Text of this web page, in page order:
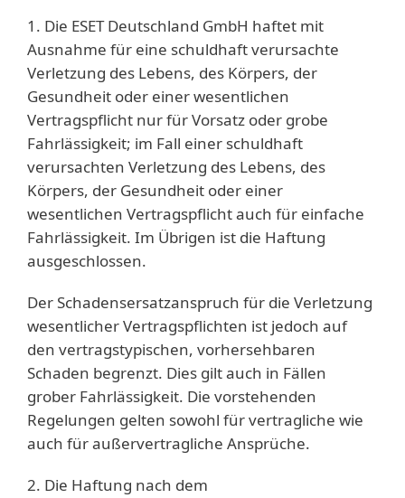
1. Die ESET Deutschland GmbH haftet mit
Ausnahme für eine schuldhaft verursachte
Verletzung des Lebens, des Körpers, der
Gesundheit oder einer wesentlichen
Vertragspflicht nur für Vorsatz oder grobe
Fahrlässigkeit; im Fall einer schuldhaft
verursachten Verletzung des Lebens, des
Körpers, der Gesundheit oder einer
wesentlichen Vertragspflicht auch für einfache
Fahrlässigkeit. Im Übrigen ist die Haftung
ausgeschlossen.
Der Schadensersatzanspruch für die Verletzung
wesentlicher Vertragspflichten ist jedoch auf
den vertragstypischen, vorhersehbaren
Schaden begrenzt. Dies gilt auch in Fällen
grober Fahrlässigkeit. Die vorstehenden
Regelungen gelten sowohl für vertragliche wie
auch für außervertragliche Ansprüche.
2. Die Haftung nach dem